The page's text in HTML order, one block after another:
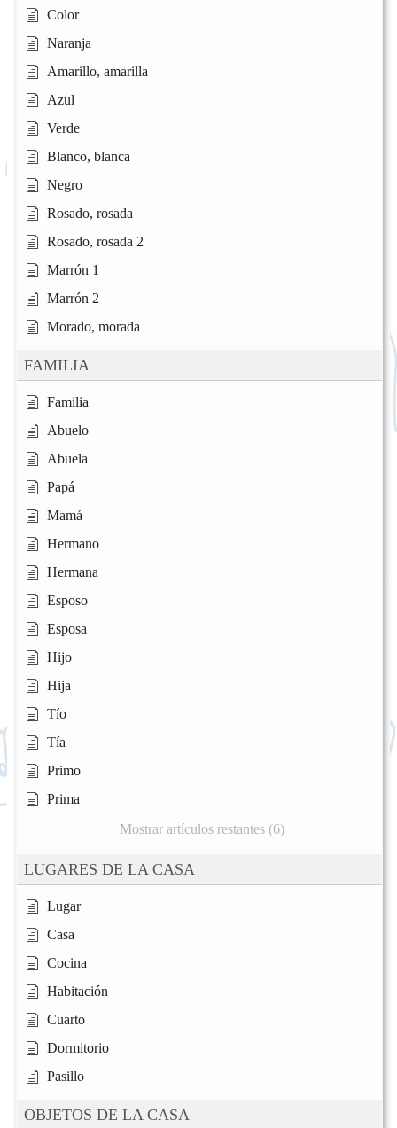
Color
Naranja
Amarillo, amarilla
Azul
Verde
Blanco, blanca
Negro
Rosado, rosada
Rosado, rosada 2
Marrón 1
Marrón 2
Morado, morada
FAMILIA
Familia
Abuelo
Abuela
Papá
Mamá
Hermano
Hermana
Esposo
Esposa
Hijo
Hija
Tío
Tía
Primo
Prima
Mostrar artículos restantes (6)
LUGARES DE LA CASA
Lugar
Casa
Cocina
Habitación
Cuarto
Dormitorio
Pasillo
OBJETOS DE LA CASA